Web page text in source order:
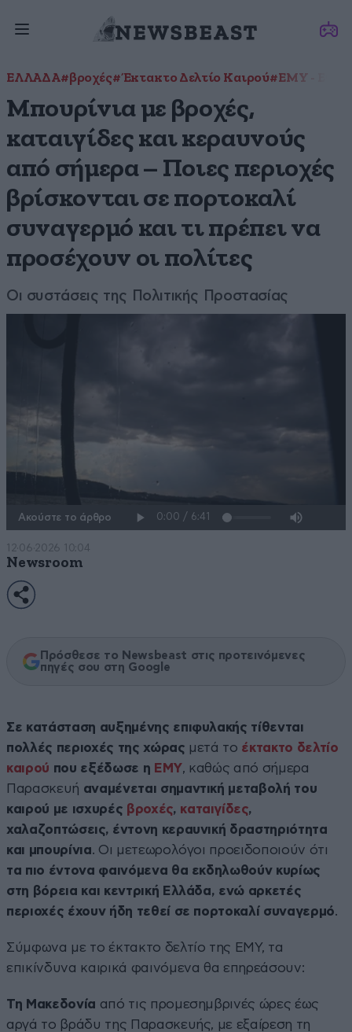
ΕΛΛΑΔΑ#βροχές#Έκτακτο Δελτίο Καιρού#ΕΜΥ -
Μπουρίνια με βροχές,
καταιγίδες και κεραυνούς
από σήμερα – Ποιες περιοχές
βρίσκονται σε πορτοκαλί
συναγερμό και τι πρέπει να
προσέχουν οι πολίτες
Οι συστάσεις της Πολιτικής Προστασίας
Ακούστε το άρθρο
12·06·2026 10:04
Newsroom
Πρόσθεσε το Newsbeast στις προτεινόμενες
πηγές σου στη Google
Σε κατάσταση αυξημένης επιφυλακής τίθενται
πολλές περιοχές της χώρας μετά το έκτακτο δελτίο
καιρού που εξέδωσε η ΕΜΥ, καθώς από σήμερα
Παρασκευή αναμένεται σημαντική μεταβολή του
καιρού με ισχυρές βροχές, καταιγίδες,
χαλαζοπτώσεις, έντονη κεραυνική δραστηριότητα
και μπουρίνια. Οι μετεωρολόγοι προειδοποιούν ότι
τα πιο έντονα φαινόμενα θα εκδηλωθούν κυρίως
στη βόρεια και κεντρική Ελλάδα, ενώ αρκετές
περιοχές έχουν ήδη τεθεί σε πορτοκαλί συναγερμό.
Σύμφωνα με το έκτακτο δελτίο της ΕΜΥ, τα
επικίνδυνα καιρικά φαινόμενα θα επηρεάσουν:
Τη Μακεδονία από τις προμεσημβρινές ώρες έως
αργά το βράδυ της Παρασκευής, με εξαίρεση τη